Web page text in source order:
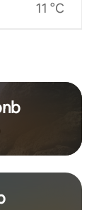
11 °C